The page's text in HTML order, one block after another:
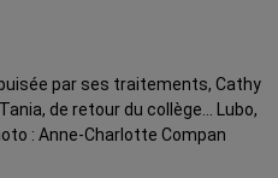
par ses traitements, Cathy
de retour du collège… Lubo,
: Anne-Charlotte Compan